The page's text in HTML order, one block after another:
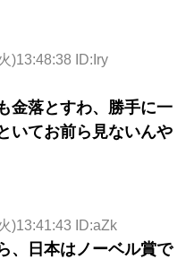
)13:48:38 ID:Iry
金落とすわ、勝手に一
いてお前ら見ないんや
)13:41:43 ID:aZk
、日本はノーベル賞で